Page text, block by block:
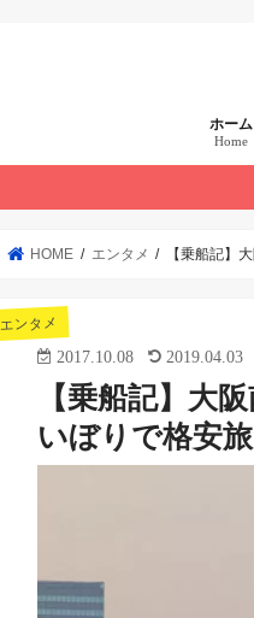
ホーム
Home
HOME エンタメ 【乗船記】
エンタメ
2017.10.08 2019.04.03
【乗船記】大
いぼりで格安